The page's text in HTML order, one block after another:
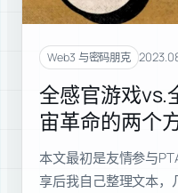
Web3 与密码朋克
全感官游戏
宙革命的两个
本文最初是友情参与
享后我自己整理文本，